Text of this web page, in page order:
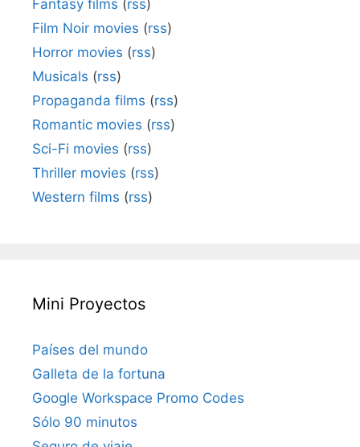
Fantasy films (rss)
Film Noir movies (rss)
Horror movies (rss)
Musicals (rss)
Propaganda films (rss)
Romantic movies (rss)
Sci-Fi movies (rss)
Thriller movies (rss)
Western films (rss)
Mini Proyectos
Países del mundo
Galleta de la fortuna
Google Workspace Promo Codes
Sólo 90 minutos